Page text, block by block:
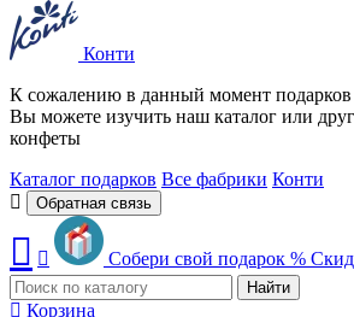
Конти
К сожалению в данный момент подарков
Вы можете изучить наш каталог или
конфеты
Каталог подарков Все фабрики Конти
Обратная связь
Собери свой подарок %
Найти
Корзина